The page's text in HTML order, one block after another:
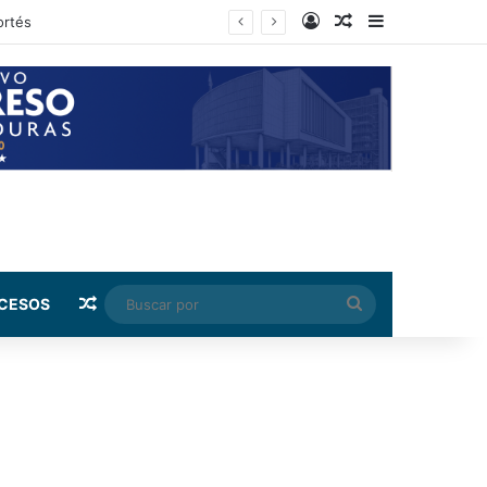
Log InRandom Article
Sidebar
Random Article
Buscar
por